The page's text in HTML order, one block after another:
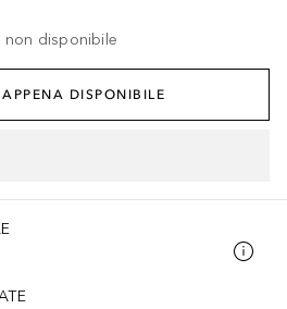
non disponibile
DISPONIBILE